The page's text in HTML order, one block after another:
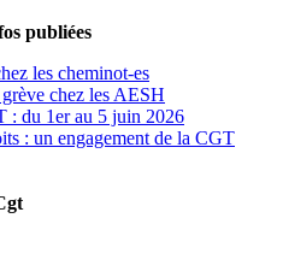
publiées
les cheminot-es
chez les AESH
: du 1er au 5 juin 2026
: un engagement de la CGT